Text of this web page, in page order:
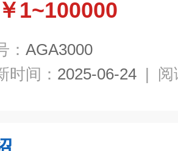
￥1~100000
： AGA3000
时间： 2025-06-24 | 阅